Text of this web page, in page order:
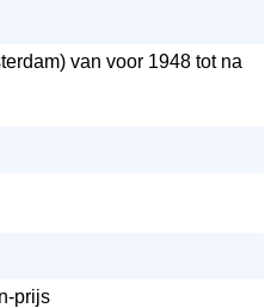
van voor 1948 tot na
prijs